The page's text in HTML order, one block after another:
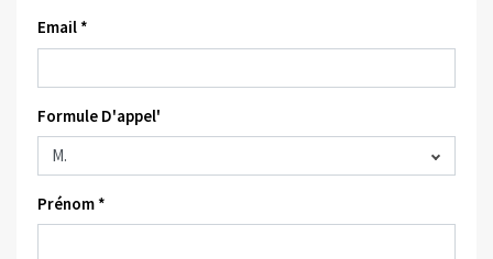
Email *
Formule D'appel'
Prénom *